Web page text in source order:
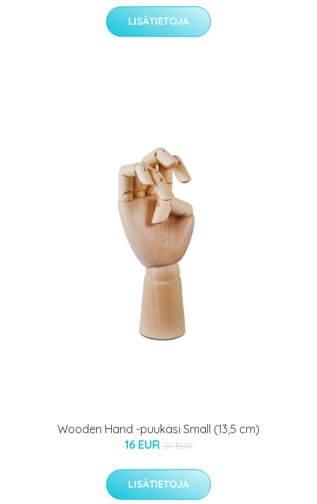
LISÄTIETOJA
Wooden Hand -puukäsi Small (13,5 cm)
16 EUR 20 EUR
LISÄTIETOJA